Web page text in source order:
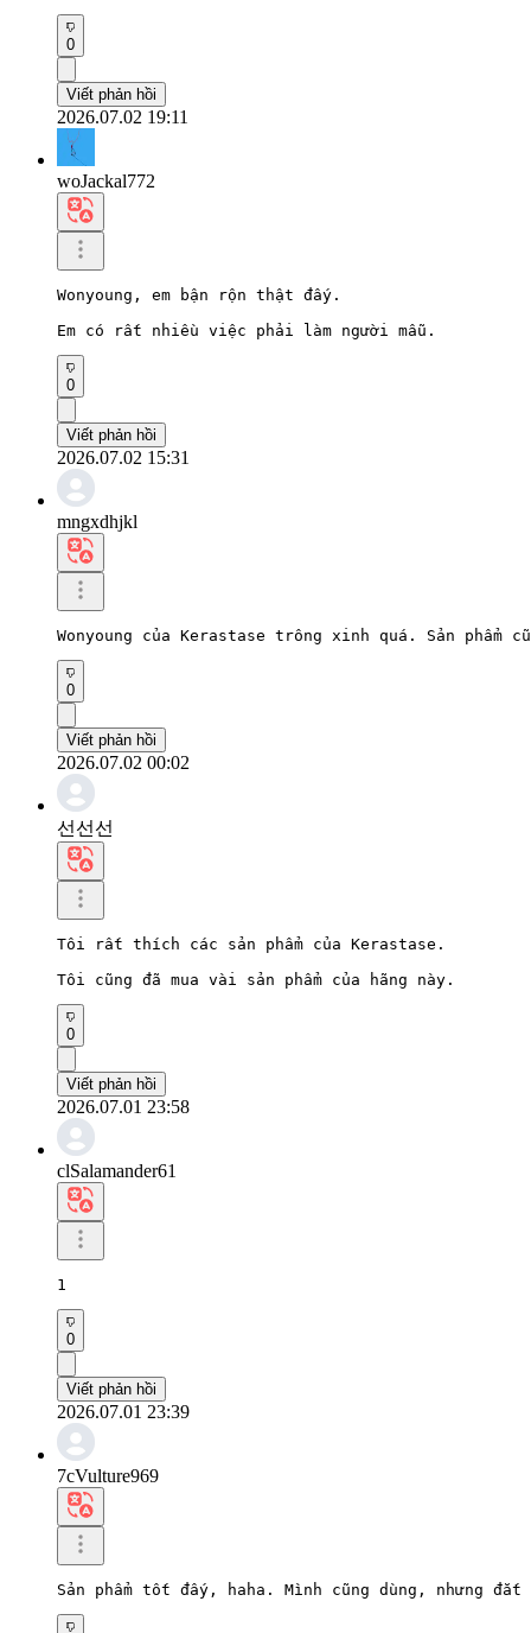
0
Viết phản hồi
2026.07.02 19:11
woJackal772
Wonyoung, em bận rộn thật đấy.
Em có rất nhiều việc phải làm người mẫu.
0
Viết phản hồi
2026.07.02 15:31
mngxdhjkl
Wonyoung của Kerastase trông xinh quá. Sản phẩm
0
Viết phản hồi
2026.07.02 00:02
선선선
Tôi rất thích các sản phẩm của Kerastase.
Tôi cũng đã mua vài sản phẩm của hãng này.
0
Viết phản hồi
2026.07.01 23:58
clSalamander61
1
0
Viết phản hồi
2026.07.01 23:39
7cVulture969
Sản phẩm tốt đấy, haha. Mình cũng dùng, nhưng đắt